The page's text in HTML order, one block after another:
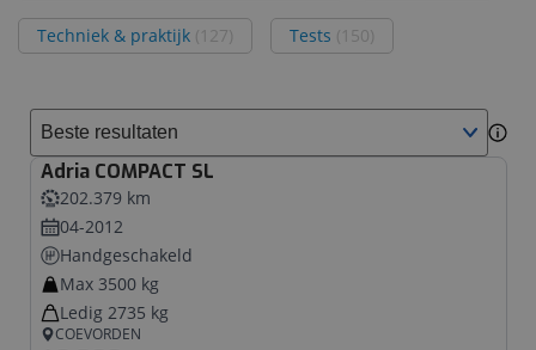
Techniek & praktijk (127) Tests (150)